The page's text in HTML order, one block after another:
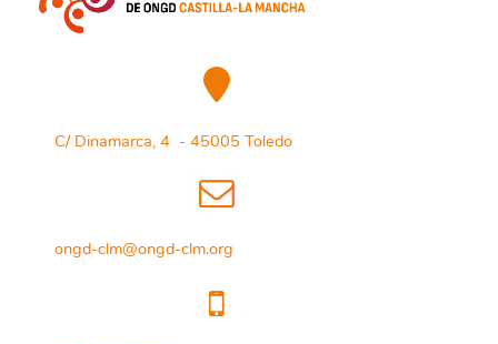
C/ Dinamarca, 4 - 45005 Toledo
ongd-clm@ongd-clm.org